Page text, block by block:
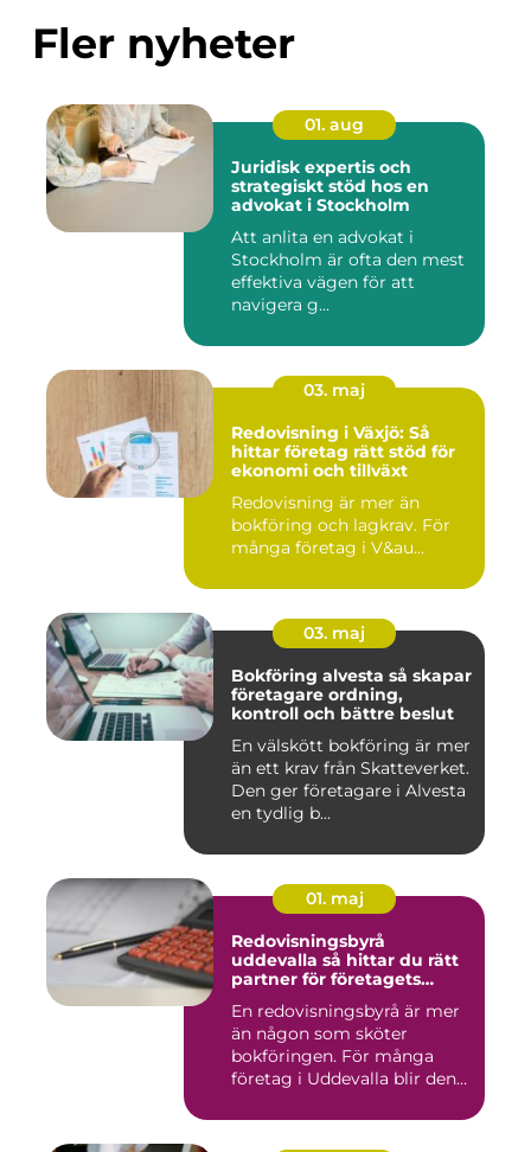
Fler nyheter
01. aug
Juridisk expertis och
strategiskt stöd hos en
advokat i Stockholm
Att anlita en advokat i
Stockholm är ofta den mest
effektiva vägen för att
navigera g...
03. maj
Redovisning i Växjö: Så
hittar företag rätt stöd för
ekonomi och tillväxt
Redovisning är mer än
bokföring och lagkrav. För
många företag i V&au...
03. maj
Bokföring alvesta så skapar
företagare ordning,
kontroll och bättre beslut
En välskött bokföring är mer
än ett krav från Skatteverket.
Den ger företagare i Alvesta
en tydlig b...
01. maj
Redovisningsbyrå
uddevalla så hittar du rätt
partner för företagets
En redovisningsbyrå är mer
än någon som sköter
bokföringen. För många
företag i Uddevalla blir den